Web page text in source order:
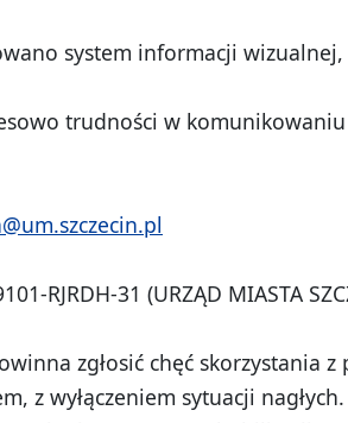
system informacji
trudności w
RJRDH-31 (URZĄD MIASTA
zgłosić chęć skorzystania
z wyłączeniem sytuacji